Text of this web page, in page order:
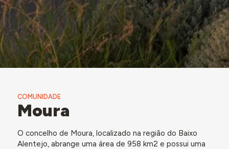
COMUNIDADE
Moura
O concelho de Moura, localizado na região do Baixo
Alentejo, abrange uma área de 958 km2 e possui uma